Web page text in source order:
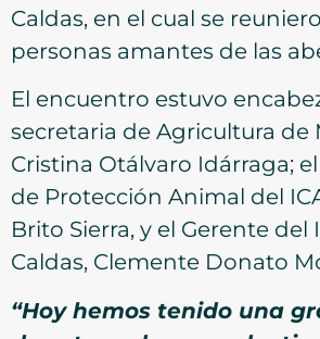
Caldas, en el cual se
personas amantes de las
El encuentro estuvo
secretaria de Agricultura de
Cristina Otálvaro Idárraga;
de Protección Animal del
Brito Sierra, y el Gerente del
Caldas, Clemente Donato
“Hoy hemos tenido una